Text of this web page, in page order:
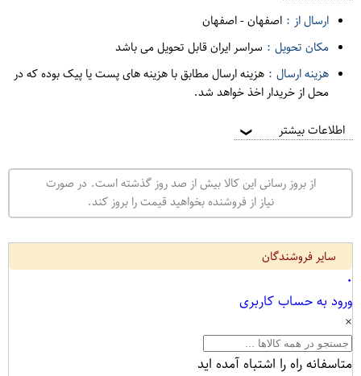
ارسال از : اصفهان-اصفهان
مکان تحویل : سراسر ایران قابل تحویل می باشد
هزینه ارسال : هزینه ارسال مطابق با هزینه های پست یا پیک بوده که در
محل از خریدار اخذ خواهد شد.
اطلاعات بیشتر ❯
از بروز رسانی این کالا بیش از صد روز گذشته است. در صورت
نیاز از فروشنده بخواهید قیمت را بروز کند.
سایر فروشندگان
۰
ورود به حساب کاربری
×
متاسفانه راه را اشتباه آمده اید